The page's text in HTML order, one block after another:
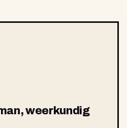
weerkundig